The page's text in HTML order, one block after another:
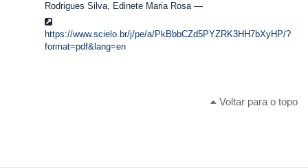
Rodrigues Silva, Edinete Maria Rosa
https://www.scielo.br/j/pe/a/PkBbbCZd5PYZRK3HH7bXyHP/?
format=pdf&lang=en
Voltar para o topo